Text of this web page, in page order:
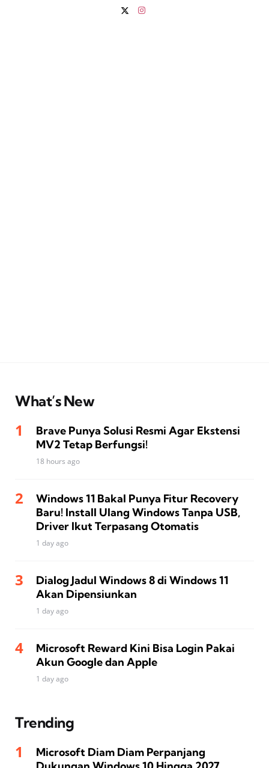
What’s New
Brave Punya Solusi Resmi Agar Ekstensi
MV2 Tetap Berfungsi!
18 hours ago
Windows 11 Bakal Punya Fitur Recovery
Baru! Install Ulang Windows Tanpa USB,
Driver Ikut Terpasang Otomatis
1 day ago
Dialog Jadul Windows 8 di Windows 11
Akan Dipensiunkan
1 day ago
Microsoft Reward Kini Bisa Login Pakai
Akun Google dan Apple
1 day ago
Trending
Microsoft Diam Diam Perpanjang